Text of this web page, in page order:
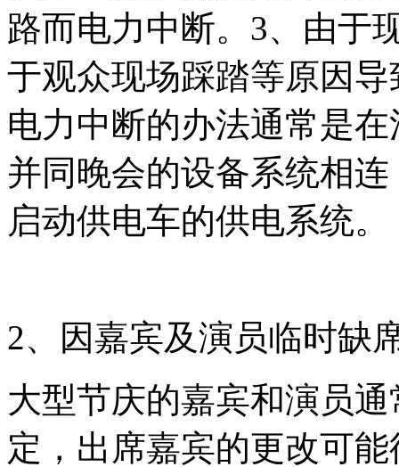
路而电力中断。3、由于
于观众现场踩踏等原因
电力中断的办法通常是
并同晚会的设备系统相
启动供电车的供电系统。
2、因嘉宾及演员临时缺
大型节庆的嘉宾和演员
定，出席嘉宾的更改可